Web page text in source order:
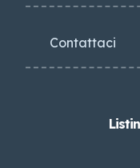
Contattaci